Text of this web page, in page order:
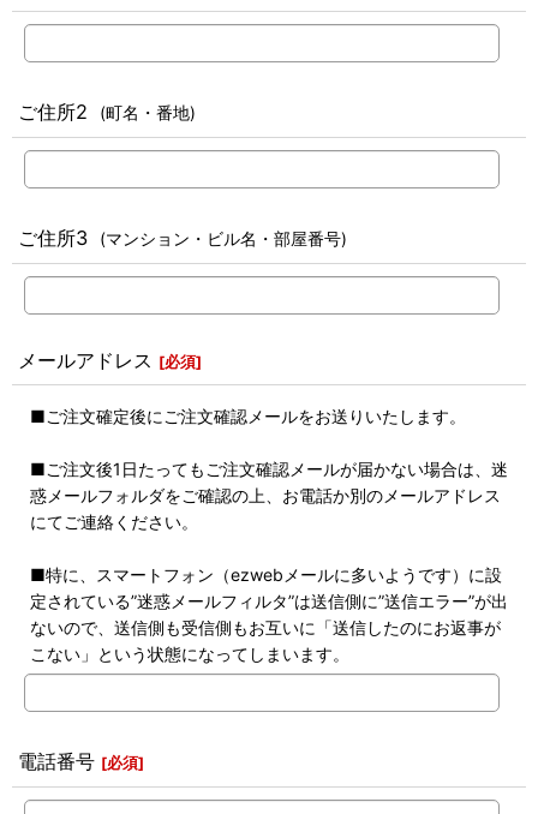
ご住所2 (町名・番地)
ご住所3 (マンション・ビル名・部屋番号)
メールアドレス [必須]
■ご注文確定後にご注文確認メールをお送りいたします。
■ご注文後1日たってもご注文確認メールが届かない場合は、迷
惑メールフォルダをご確認の上、お電話か別のメールアドレス
にてご連絡ください。
■特に、スマートフォン（ezwebメールに多いようです）に設
定されている”迷惑メールフィルタ”は送信側に”送信エラー”が出
ないので、送信側も受信側もお互いに「送信したのにお返事が
こない」という状態になってしまいます。
電話番号 [必須]